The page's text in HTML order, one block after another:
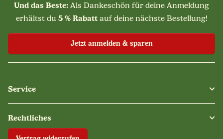
Und das Beste: Als Dankeschön für deine Anmeldung
erhältst du 5 % Rabattauf deine nächste Bestellung!
Jetzt anmelden & sparen
Service
Rechtliches